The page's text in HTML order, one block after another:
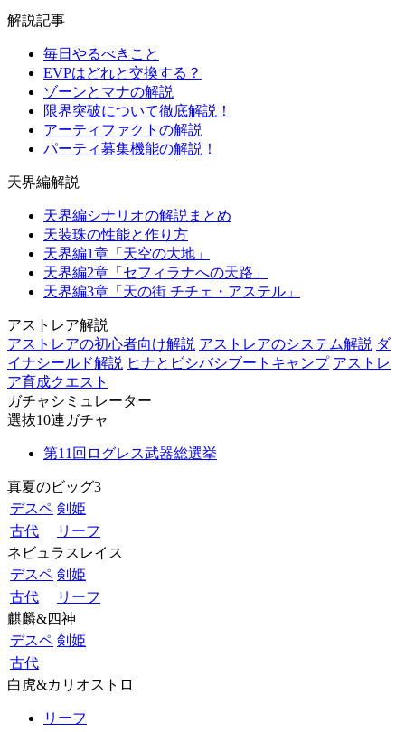
解説記事
毎日やるべきこと
EVPはどれと交換する？
ゾーンとマナの解説
限界突破について徹底解説！
アーティファクトの解説
パーティ募集機能の解説！
天界編解説
天界編シナリオの解説まとめ
天装珠の性能と作り方
天界編1章「天空の大地」
天界編2章「セフィラナへの天路」
天界編3章「天の街 チチェ・アステル」
アストレア解説
アストレアの初心者向け解説 アストレアのシステム解説 ダ
イナシールド解説 ヒナとビシバシブートキャンプ アストレ
ア育成クエスト
ガチャシミュレーター
選抜10連ガチャ
第11回ログレス武器総選挙
真夏のビッグ3
デスペ 剣姫
古代
リーフ
ネビュラスレイス
デスペ 剣姫
古代
リーフ
麒麟&四神
デスペ 剣姫
古代
白虎&カリオストロ
リーフ